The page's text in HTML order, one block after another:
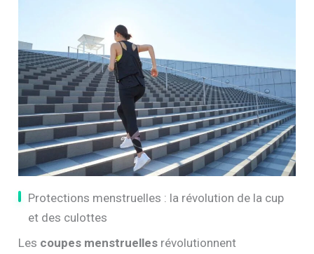
Protections menstruelles : la révolution de la cup
et des culottes
Les coupes menstruelles révolutionnent